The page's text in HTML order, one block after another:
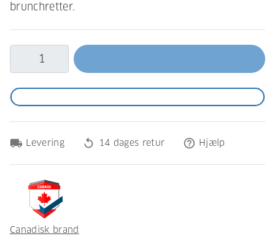
brunchretter.
local_shipping Levering replay 14 dages retur help_outline Hjælp
Canadisk brand